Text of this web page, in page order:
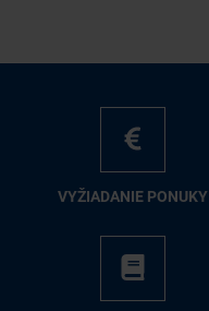
VY­ŽIA­DA­NIE PO­NU­KY